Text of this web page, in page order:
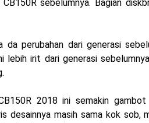
sebelumnya. Bagian
da perubahan dari generasi
lebih irit dari generasi
2018 ini semakin
desainnya masih sama kok sob,